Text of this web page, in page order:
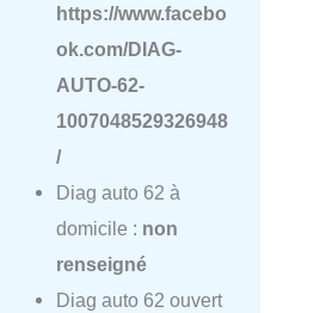
https://www.facebo
ok.com/DIAG-
AUTO-62-
1007048529326948
/
Diag auto 62 à
domicile : non
renseigné
Diag auto 62 ouvert